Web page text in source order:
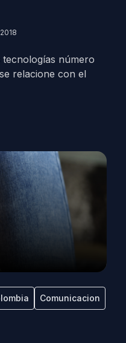
número
relacione con el
Comunicacion